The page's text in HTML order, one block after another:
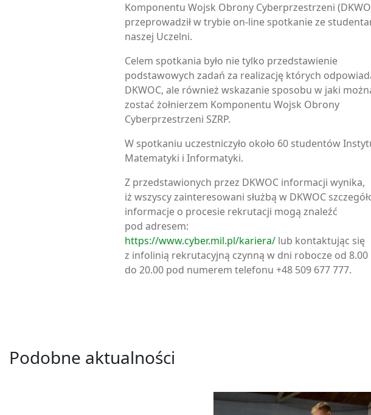
Komponentu Wojsk Obrony Cyberprzestrzeni
przeprowadził w trybie on-line spotkanie ze
naszej Uczelni.
Celem spotkania było nie tylko przedstawienie
podstawowych zadań za realizację których
DKWOC, ale również wskazanie sposobu w jaki
zostać żołnierzem Komponentu Wojsk Obrony
Cyberprzestrzeni SZRP.
W spotkaniu uczestniczyło około 60 studentów
Matematyki i Informatyki.
Z przedstawionych przez DKWOC informacji wynika,
iż wszyscy zainteresowani służbą w DKWOC
informacje o procesie rekrutacji mogą znaleźć
pod adresem:
https://www.cyber.mil.pl/kariera/ lub kontaktując się
z infolinią rekrutacyjną czynną w dni robocze od 8.00
do 20.00 pod numerem telefonu +48 509 677 777.
Podobne aktualności